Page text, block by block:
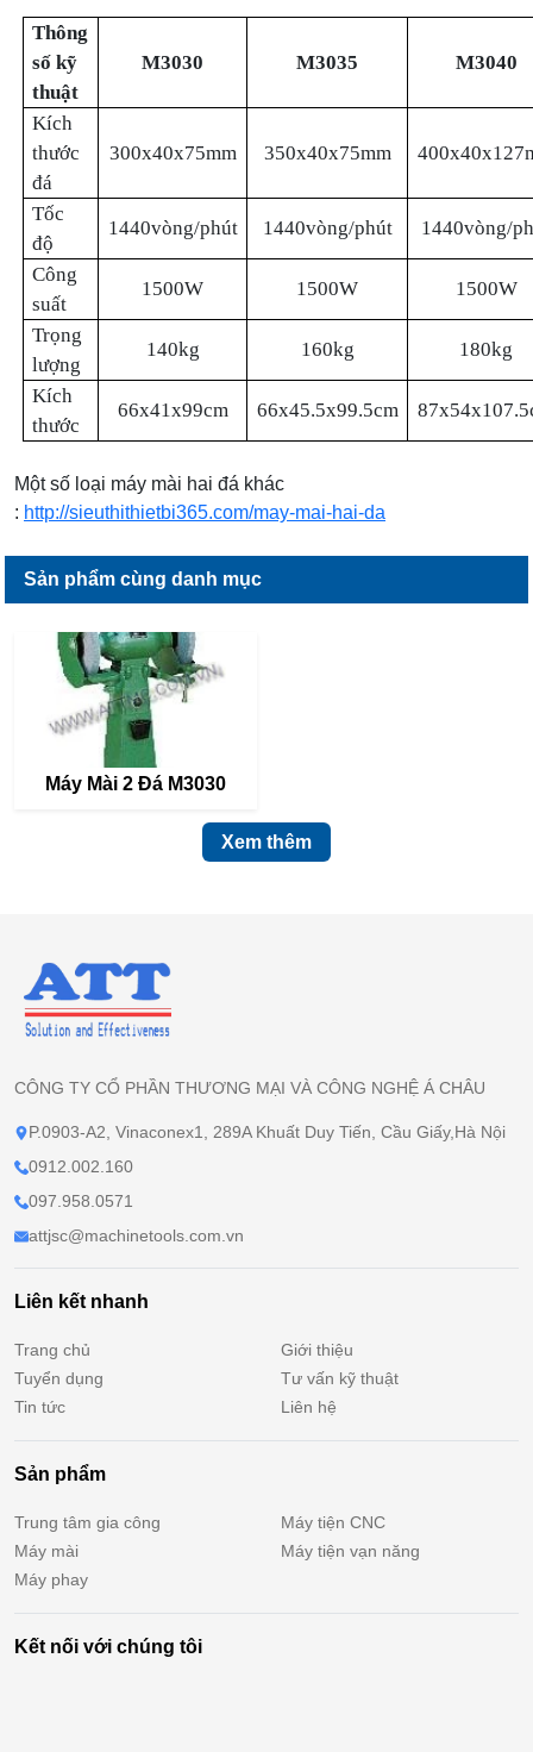
Thông
số kỹ
thuật
M3030 M3035 M3040
Kích
thước
đá
300x40x75mm 350x40x75mm
Tốc
độ
1440vòng/phút 1440vòng/phút 1440vòng/
Công
suất
1500W 1500W 1500W
Trọng
lượng
140kg 160kg 180kg
Kích
thước
66x41x99cm 66x45.5x99.5cm
Một số loại máy mài hai đá khác
: http://sieuthithietbi365.com/may-mai-hai-da
Sản phẩm cùng danh mục
Máy Mài 2 Đá M3030
Xem thêm
CÔNG TY CỔ PHẦN THƯƠNG MẠI VÀ CÔNG NGHỆ Á CHÂU
P.0903-A2, Vinaconex1, 289A Khuất Duy Tiến, Cầu Giấy,Hà Nội
0912.002.160
097.958.0571
attjsc@machinetools.com.vn
Liên kết nhanh
Trang chủ
Giới thiệu
Tuyển dụng
Tư vấn kỹ thuật
Tin tức
Liên hệ
Sản phẩm
Trung tâm gia công
Máy tiện CNC
Máy mài
Máy tiện vạn năng
Máy phay
Kết nối với chúng tôi